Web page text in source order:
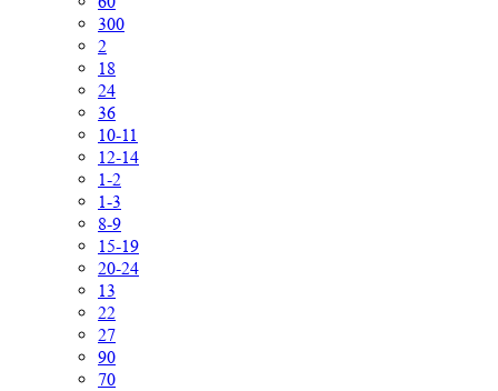
300
2
18
24
36
10-11
12-14
1-2
1-3
8-9
15-19
20-24
13
22
27
90
70